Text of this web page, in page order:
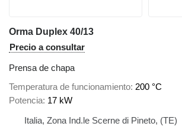
Orma Duplex 40/13
Precio a consultar
Prensa de chapa
Temperatura de funcionamiento 200 °C
Potencia 17 kW
Italia, Zona Ind.le Scerne di Pineto, (TE)